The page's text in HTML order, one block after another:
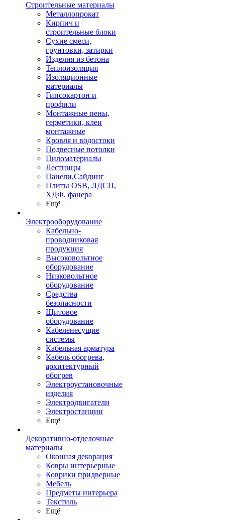
Строительные материалы
Металлопрокат
Кирпич и
строительные блоки
Сухие смеси,
грунтовки, затирки
Изделия из бетона
Теплоизоляция
Изоляционные
материалы
Гипсокартон и
профили
Монтажные пены,
герметики, клеи
монтажные
Кровля и водостоки
Подвесные потолки
Пиломатериалы
Лестницы
Панели,Сайдинг
Плиты OSB, ЛДСП,
ХДФ, фанера
Ещё
Электрооборудование
Кабельно-
проводниковая
продукция
Высоковольтное
оборудование
Низковольтное
оборудование
Средства
безопасности
Щитовое
оборудование
Кабеленесущие
системы
Кабельная арматура
Кабель обогрева,
архитектурный
обогрев
Электроустановочные
изделия
Электродвигатели
Электростанции
Ещё
Декоративно-отделочные
материалы
Оконная декорация
Ковры интерьерные
Коврики придверные
Мебель
Предметы интерьера
Текстиль
Ещё